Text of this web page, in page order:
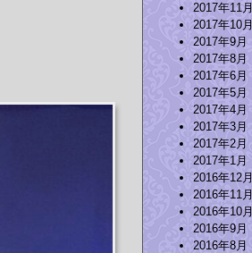
2017年11月
2017年10月
2017年9月
2017年8月
2017年6月
2017年5月
2017年4月
2017年3月
2017年2月
2017年1月
2016年12月
2016年11月
2016年10月
2016年9月
2016年8月